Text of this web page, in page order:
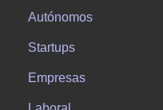
Autónomos
Startups
Empresas